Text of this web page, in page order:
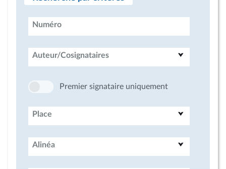
Numéro
Auteur/Cosignataires
Premier signataire uniquement
Place
Alinéa